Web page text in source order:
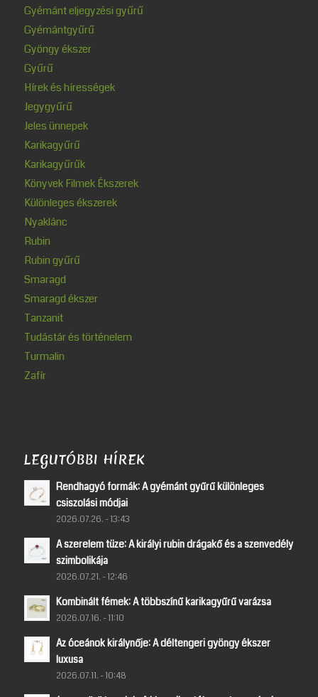
Gyémánt eljegyzési gyűrű
Gyémántgyűrű
Gyöngy ékszer
Gyűrű
Hírek és hírességek
Jegygyűrű
Jeles ünnepek
Karikagyűrű
Karikagyűrűk
Könyvek Filmek Ékszerek
Különleges ékszerek
Nyaklánc
Rubin
Rubin gyűrű
Smaragd
Smaragd ékszer
Tanzanit
Tudástár és történelem
Turmalin
Zafír
LEGUTÓBBI HÍREK
Rendhagyó formák: A gyémánt gyűrű különleges
csiszolási módjai
2026.07.26. - 13:43
A szerelem tüze: A királyi rubin drágakő és a szenvedély
szimbolikája
2026.07.21. - 12:46
Kombinált fémek: A többszínű karikagyűrű varázsa
2026.07.16. - 11:10
Az óceánok királynője: A déltengeri gyöngy ékszer
luxusa
2026.07.11. - 10:48